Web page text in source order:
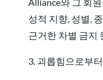
성적 지향, 성별,
근거한 차별 금지
3. 괴롭힘으로부